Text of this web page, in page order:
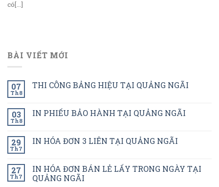
có[...]
BÀI VIẾT MỚI
07
Th8
THI CÔNG BẢNG HIỆU TẠI QUẢNG NGÃI
03
Th8
IN PHIẾU BẢO HÀNH TẠI QUẢNG NGÃI
29
Th7
IN HÓA ĐƠN 3 LIÊN TẠI QUẢNG NGÃI
27
Th7
IN HÓA ĐƠN BÁN LẺ LẤY TRONG NGÀY TẠI
QUẢNG NGÃI